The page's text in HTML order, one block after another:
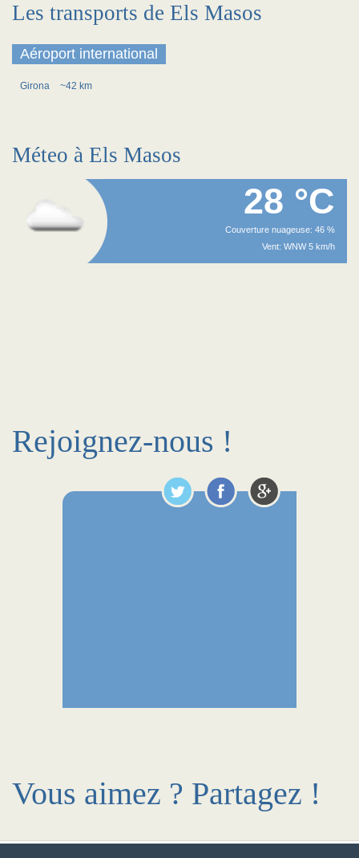
Les transports de Els Masos
Aéroport international
Girona ~42 km
Méteo à Els Masos
28 °C
Couverture nuageuse: 46 %
Vent: WNW 5 km/h
Rejoignez-nous !
Vous aimez ? Partagez !